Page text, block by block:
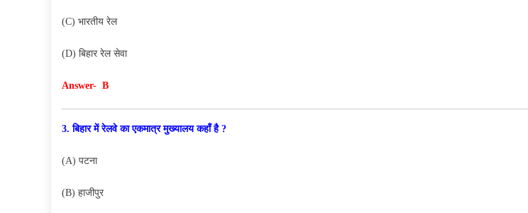
(C) भारतीय रेल
(D) बिहार रेल सेवा
Answer- B
3. बिहार में रेलवे का एकमात्र मुख्यालय कहाँ है ?
(A) पटना
(B) हाजीपुर